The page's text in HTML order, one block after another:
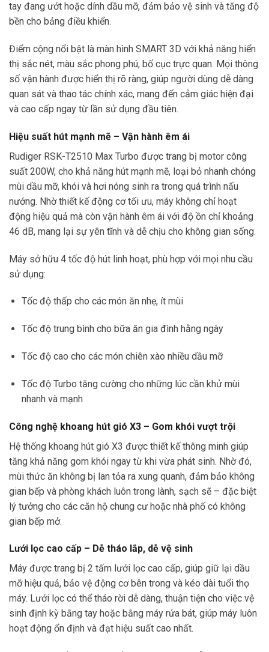
tay đang ướt hoặc dính dầu mỡ, đảm bảo vệ sinh và tăng độ
bền cho bảng điều khiển.
Điểm cộng nổi bật là màn hình SMART 3D với khả năng hiển
thị sắc nét, màu sắc phong phú, bố cục trực quan. Mọi thông
số vận hành được hiển thị rõ ràng, giúp người dùng dễ dàng
quan sát và thao tác chính xác, mang đến cảm giác hiện đại
và cao cấp ngay từ lần sử dụng đầu tiên.
Hiệu suất hút mạnh mẽ – Vận hành êm ái
Rudiger RSK-T2510 Max Turbo được trang bị motor công
suất 200W, cho khả năng hút mạnh mẽ, loại bỏ nhanh chóng
mùi dầu mỡ, khói và hơi nóng sinh ra trong quá trình nấu
nướng. Nhờ thiết kế động cơ tối ưu, máy không chỉ hoạt
động hiệu quả mà còn vận hành êm ái với độ ồn chỉ khoảng
46 dB, mang lại sự yên tĩnh và dễ chịu cho không gian sống.
Máy sở hữu 4 tốc độ hút linh hoạt, phù hợp với mọi nhu cầu
sử dụng:
Tốc độ thấp cho các món ăn nhẹ, ít mùi
Tốc độ trung bình cho bữa ăn gia đình hằng ngày
Tốc độ cao cho các món chiên xào nhiều dầu mỡ
Tốc độ Turbo tăng cường cho những lúc cần khử mùi
nhanh và mạnh
Công nghệ khoang hút gió X3 – Gom khói vượt trội
Hệ thống khoang hút gió X3 được thiết kế thông minh giúp
tăng khả năng gom khói ngay từ khi vừa phát sinh. Nhờ đó,
mùi thức ăn không bị lan tỏa ra xung quanh, đảm bảo không
gian bếp và phòng khách luôn trong lành, sạch sẽ – đặc biệt
lý tưởng cho các căn hộ chung cư hoặc nhà phố có không
gian bếp mở.
Lưới lọc cao cấp – Dễ tháo lắp, dễ vệ sinh
Máy được trang bị 2 tấm lưới lọc cao cấp, giúp giữ lại dầu
mỡ hiệu quả, bảo vệ động cơ bên trong và kéo dài tuổi thọ
máy. Lưới lọc có thể tháo rời dễ dàng, thuận tiện cho việc vệ
sinh định kỳ bằng tay hoặc bằng máy rửa bát, giúp máy luôn
hoạt động ổn định và đạt hiệu suất cao nhất.